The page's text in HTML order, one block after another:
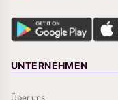
UNTERNEHMEN
Über uns